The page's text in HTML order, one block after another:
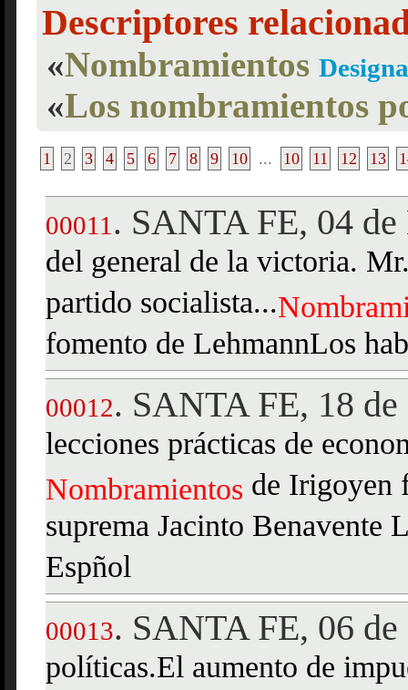
Descriptores
«Nombramientos
«Los nombramientos
1 2 3 4 5 6 7 8 9 10 ... 10 11 12 13
00011 . SANTA FE, 04
del general de la victoria.
partido socialista...
fomento de LehmannLos
00012. SANTA FE, 18
lecciones prácticas de
Nombramientos de Irigoyen
suprema Jacinto Benavente
Espñol
00013. SANTA FE, 06 de
políticas.El aumento de